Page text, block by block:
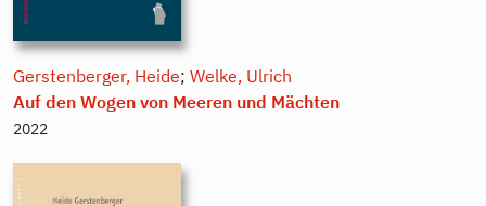
Gerstenberger, Heide; Welke, Ulrich
Auf den Wogen von Meeren und Mächten
2022